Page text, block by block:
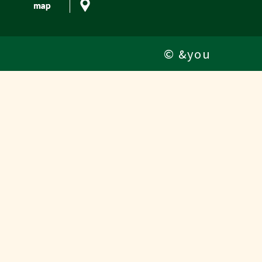
© &you